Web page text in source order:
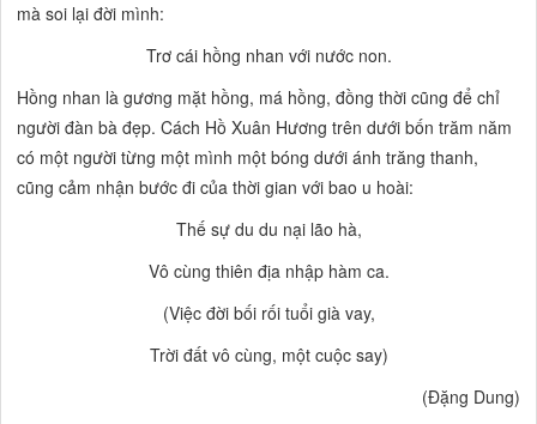
mà soi lại đời mình:
Trơ cái hồng nhan với nước non.
Hồng nhan là gương mặt hồng, má hồng, đồng thời cũng để chỉ
người đàn bà đẹp. Cách Hồ Xuân Hương trên dưới bốn trăm năm
có một người từng một mình một bóng dưới ánh trăng thanh,
cũng cảm nhận bước đi của thời gian với bao u hoài:
Thế sự du du nại lão hà,
Vô cùng thiên địa nhập hàm ca.
(Việc đời bối rối tuổi già vay,
Trời đất vô cùng, một cuộc say)
(Đặng Dung)